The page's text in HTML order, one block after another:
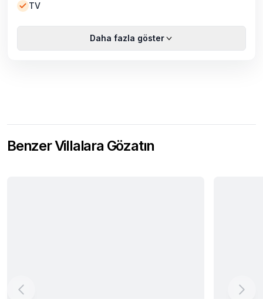
TV
Daha fazla göster
Benzer Villalara Gözatın